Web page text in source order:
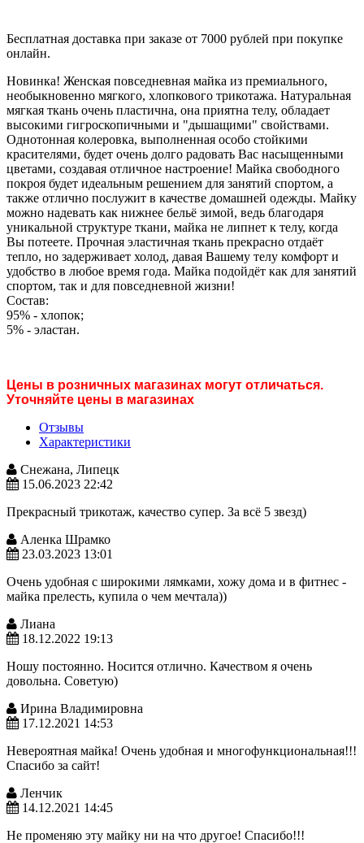
Бесплатная доставка при заказе от 7000 рублей при покупке
онлайн.
Новинка! Женская повседневная майка из премиального,
необыкновенно мягкого, хлопкового трикотажа. Натуральная
мягкая ткань очень пластична, она приятна телу, обладает
высокими гигроскопичными и "дышащими" свойствами.
Однотонная колеровка, выполненная особо стойкими
красителями, будет очень долго радовать Вас насыщенными
цветами, создавая отличное настроение! Майка свободного
покроя будет идеальным решением для занятий спортом, а
также отлично послужит в качестве домашней одежды. Майку
можно надевать как нижнее бельё зимой, ведь благодаря
уникальной структуре ткани, майка не липнет к телу, когда
Вы потеете. Прочная эластичная ткань прекрасно отдаёт
тепло, но задерживает холод, давая Вашему телу комфорт и
удобство в любое время года. Майка подойдёт как для занятий
спортом, так и для повседневной жизни!
Состав:
95% - хлопок;
5% - эластан.
Цены в розничных магазинах могут отличаться.
Уточняйте цены в магазинах
Отзывы
Характеристики
Снежана, Липецк
15.06.2023 22:42
Прекрасный трикотаж, качество супер. За всё 5 звезд)
Аленка Шрамко
23.03.2023 13:01
Очень удобная с широкими лямками, хожу дома и в фитнес -
майка прелесть, купила о чем мечтала))
Лиана
18.12.2022 19:13
Ношу постоянно. Носится отлично. Качеством я очень
довольна. Советую)
Ирина Владимировна
17.12.2021 14:53
Невероятная майка! Очень удобная и многофункциональная!!!
Спасибо за сайт!
Ленчик
14.12.2021 14:45
Не променяю эту майку ни на что другое! Спасибо!!!